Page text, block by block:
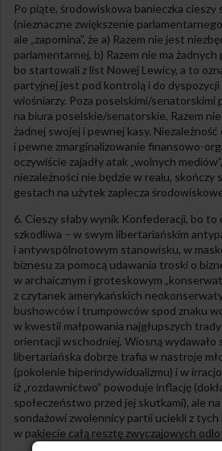
Po piąte, środowiskowa banieczka cieszy
(nieznaczne zwiększenie
ale „zapomina”, że a) Razem nie jest
parlamentarnej, b) Razem nie ma
bo startowali z list Nowej Lewicy, a to
partyjnej jest pod kontrolą i do dyspozycji
wiośniarzy. Poza poselskimi/senatorskimi
na biura poselskie/senatorskie, Razem
żadnej swojej i pewnej kasy. Niezależność
i pewne zmarginalizowanie finansowo-
oczywiście zajadły atak „wolnych
niezależności nie będzie w realu, skończy
gestach na użytek zaplecza
6. Cieszy słaby wynik Konfederacji, bo to
szkodliwa – w swym libertariańskim
i antywspólnotowym stanowisku, w
biznesu za pomocą udawania troski o
w archaicznym i groteskowym
z czytanek amerykańskich
bushowców i trumpowców spod znaku
w kwestii małpowania najgłupszych
orientacji wschodniej. Wiosną wydawało
libertariańska dobrze trafia w nastroje
(pokolenie hiperindywidualizmu) i w
iż „rozdawnictwo” powoduje inflację
społeczeństwo przed jej skutkami), ale
sondażowi zwolennicy partii uciekli z
w pakiecie całą resztę zwyczajowych